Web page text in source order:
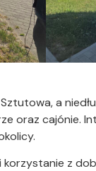
a
oraz cajónie.
z